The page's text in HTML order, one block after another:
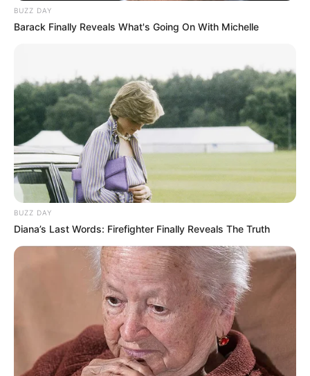
BUZZ DAY
Barack Finally Reveals What's Going On With Michelle
BUZZ DAY
Diana’s Last Words: Firefighter Finally Reveals The Truth